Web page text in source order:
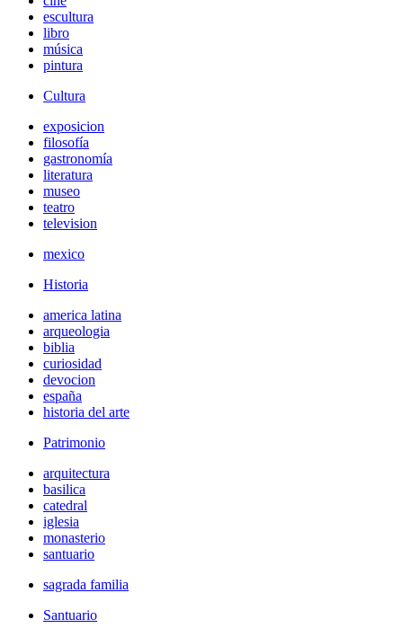
escultura
libro
música
pintura
Cultura
exposicion
filosofía
gastronomía
literatura
museo
teatro
television
mexico
Historia
america latina
arqueologia
biblia
curiosidad
devocion
españa
historia del arte
Patrimonio
arquitectura
basilica
catedral
iglesia
monasterio
santuario
sagrada familia
Santuario